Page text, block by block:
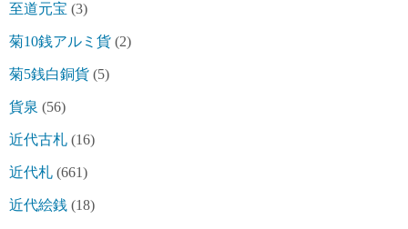
至道元宝 (3)
菊10銭アルミ貨 (2)
菊5銭白銅貨 (5)
貨泉 (56)
近代古札 (16)
近代札 (661)
近代絵銭 (18)